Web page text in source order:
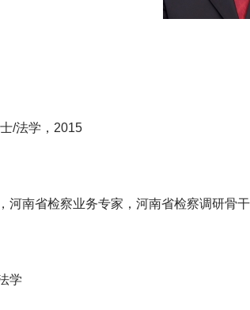
/法学，2015
河南省检察业务专家，河南省检察调研骨
学